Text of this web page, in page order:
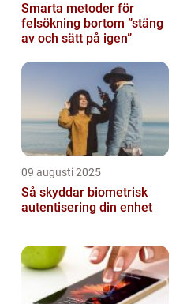
Smarta metoder för
felsökning bortom ”stäng
av och sätt på igen”
09 augusti 2025
Så skyddar biometrisk
autentisering din enhet